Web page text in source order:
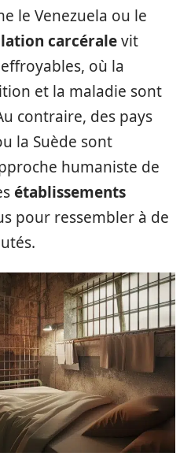
le Venezuela ou le
carcéralevit
où la
et la maladie sont
contraire, des pays
la Suède sont
humaniste de
établissements
pour ressembler à de